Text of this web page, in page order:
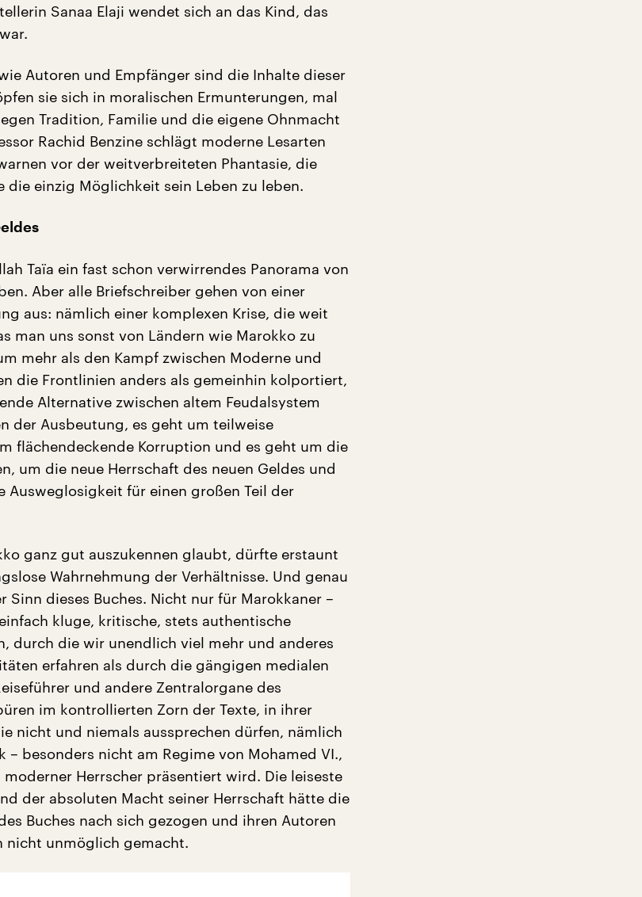
Sanaa Elaji wendet sich an das Kind, das
Autoren und Empfänger sind die Inhalte dieser
sie sich in moralischen Ermunterungen, mal
Tradition, Familie und die eigene Ohnmacht
Rachid Benzine schlägt moderne Lesarten
vor der weitverbreiteten Phantasie, die
die einzig Möglichkeit sein Leben zu leben.
Taïa ein fast schon verwirrendes Panorama von
Aber alle Briefschreiber gehen von einer
aus: nämlich einer komplexen Krise, die weit
man uns sonst von Ländern wie Marokko zu
mehr als den Kampf zwischen Moderne und
die Frontlinien anders als gemeinhin kolportiert,
Alternative zwischen altem Feudalsystem
der Ausbeutung, es geht um teilweise
flächendeckende Korruption und es geht um die
um die neue Herrschaft des neuen Geldes und
Ausweglosigkeit für einen großen Teil der
ganz gut auszukennen glaubt, dürfte erstaunt
Wahrnehmung der Verhältnisse. Und genau
Sinn dieses Buches. Nicht nur für Marokkaner –
kluge, kritische, stets authentische
durch die wir unendlich viel mehr und anderes
erfahren als durch die gängigen medialen
und andere Zentralorgane des
im kontrollierten Zorn der Texte, in ihrer
nicht und niemals aussprechen dürfen, nämlich
besonders nicht am Regime von Mohamed VI.,
Herrscher präsentiert wird. Die leiseste
der absoluten Macht seiner Herrschaft hätte die
Buches nach sich gezogen und ihren Autoren
nicht unmöglich gemacht.